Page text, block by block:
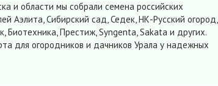
и области мы собрали семена российских
Аэлита, Сибирский сад, Седек, НК-Русский огород,
Биотехника, Престиж, Syngenta, Sakata и других.
для огородников и дачников Урала у надежных